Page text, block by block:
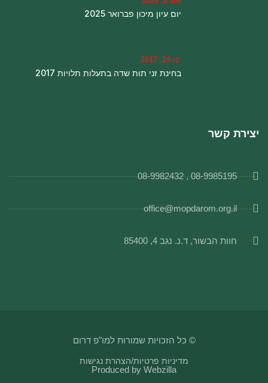
יום עיון מיכון פברואר 2025
ינו 24, 2017
בחינת זני תות שדה בתעלות תלויות 2017
יצירת קשר
08-9985195 , 08-9982432
office@mopdarom.org.il
חוות הבשור, ד.נ. נגב 4, 85400
© כל הזכויות שמורות למו"פ דרום
מדיניות פרטיות/הצהרת נגישות
Produced by Webzilla